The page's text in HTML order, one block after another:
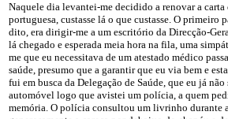
Naquele dia levantei-me decidido a renovar a carta
portuguesa, custasse lá o que custasse. O primeiro
dito, era dirigir-me a um escritório da Direcção-
lá chegado e esperada meia hora na fila, uma
me que eu necessitava de um atestado médico
saúde, presumo que a garantir que eu via bem e
fui em busca da Delegação de Saúde, que eu já não
automóvel logo que avistei um polícia, a quem
memória. O polícia consultou um livrinho durante